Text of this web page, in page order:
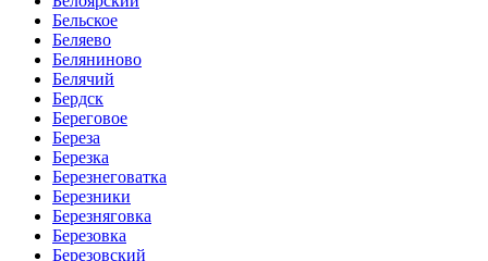
Бельское
Беляево
Беляниново
Белячий
Бердск
Береговое
Береза
Березка
Березнеговатка
Березники
Березняговка
Березовка
Березовский